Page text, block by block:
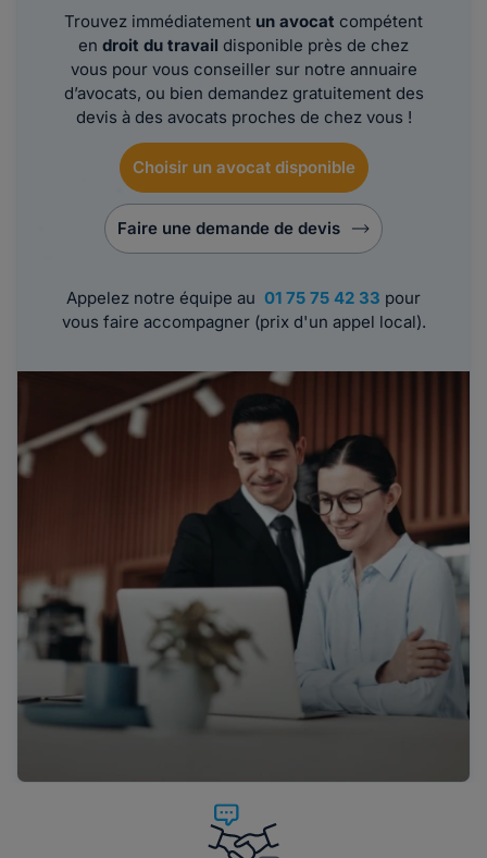
Trouvez immédiatement un avocat compétent
en droit du travail disponible près de chez
vous pour vous conseiller sur notre annuaire
d’avocats, ou bien demandez gratuitement des
devis à des avocats proches de chez vous !
Choisir un avocat disponible
Faire une demande de devis
Appelez notre équipe au 01 75 75 42 33 pour
vous faire accompagner (prix d'un appel local).